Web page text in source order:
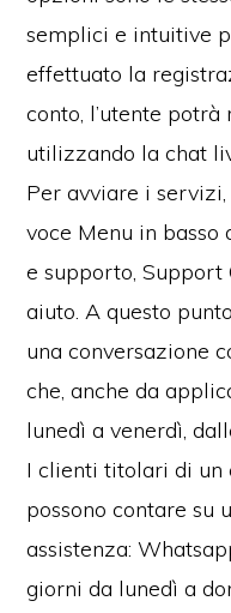
semplici e intuitive
effettuato la
conto, l’utente
utilizzando la chat
Per avviare i
voce Menu in basso
e supporto, Support
aiuto. A questo
una conversazione
che, anche da
lunedì a venerdì,
I clienti titolari di un
possono contare su
assistenza:
giorni da lunedì a